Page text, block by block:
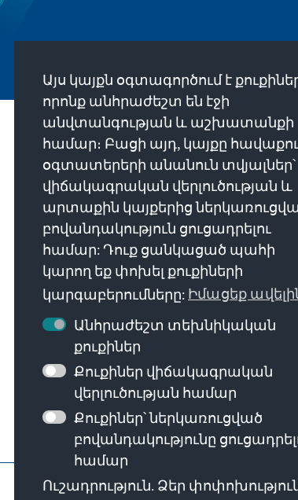
Մեր առաքելությունը
Die Konrad-Adenauer-Stiftung setzt
national und international durch
Bildung für Frieden, Freiheit und
Gerechtigkeit ein. Wir fördern und
freiheitliche Demokratie, die Soziale
Marktwirtschaft und die Entwicklung
Festigung des Wertekonsenses.
Մեր առաքելությունը
Կապ կենտրոնական
Այս կայքն օգտագործում է
որոնք անհրաժեշտ են էջի
անվտանգության և աշխատանքի
համար։ Բացի այդ, կայքը
օգտատերերի անանուն տվյալներ՝
վիճակագրական վերլուծության և
արտաքին կայքերից
բովանդակություն ցուցադրելու
համար: Դուք ցանկացած պահի
կարող եք փոխել քուքիների
կարգաբերումները: Իմացեք
Անհրաժեշտ տեխնիկական
քուքիներ
Քուքիներ վիճակագրական
վերլուծության համար
Քուքիներ՝ ներկառուցված
բովանդակությունը
համար
Ուշադրություն. Ձեր